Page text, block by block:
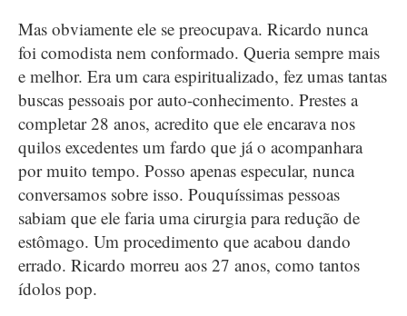
Mas obviamente ele se preocupava. Ricardo nunca
foi comodista nem conformado. Queria sempre mais
e melhor. Era um cara espiritualizado, fez umas tantas
buscas pessoais por auto-conhecimento. Prestes a
completar 28 anos, acredito que ele encarava nos
quilos excedentes um fardo que já o acompanhara
por muito tempo. Posso apenas especular, nunca
conversamos sobre isso. Pouquíssimas pessoas
sabiam que ele faria uma cirurgia para redução de
estômago. Um procedimento que acabou dando
errado. Ricardo morreu aos 27 anos, como tantos
ídolos pop.